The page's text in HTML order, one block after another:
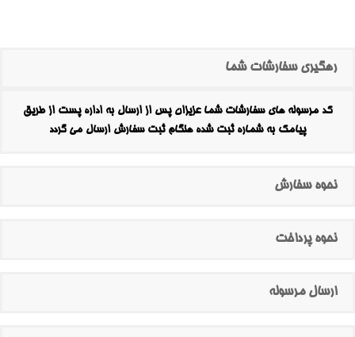
رهگیری سفارشات شما
کد مرسوله های سفارشات شما عزیزان پس از ارسال به اداره پست از طریق
پیامک به شماره ثبت شده هنگام ثبت سفارش ارسال می گردد
نحوه سفارش
نحوه پرداخت
ارسال مرسوله